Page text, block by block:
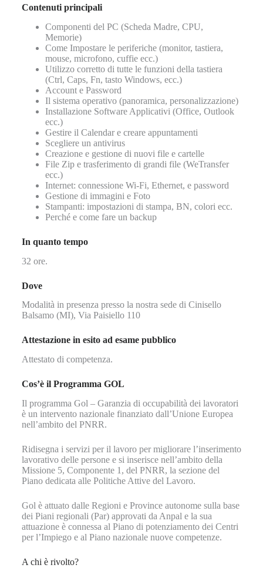
Contenuti principali
Componenti del PC (Scheda Madre, CPU,
Memorie)
Come Impostare le periferiche (monitor, tastiera,
mouse, microfono, cuffie ecc.)
Utilizzo corretto di tutte le funzioni della tastiera
(Ctrl, Caps, Fn, tasto Windows, ecc.)
Account e Password
Il sistema operativo (panoramica, personalizzazione)
Installazione Software Applicativi (Office, Outlook
ecc.)
Gestire il Calendar e creare appuntamenti
Scegliere un antivirus
Creazione e gestione di nuovi file e cartelle
File Zip e trasferimento di grandi file (WeTransfer
ecc.)
Internet: connessione Wi-Fi, Ethernet, e password
Gestione di immagini e Foto
Stampanti: impostazioni di stampa, BN, colori ecc.
Perché e come fare un backup
In quanto tempo
32 ore.
Dove
Modalità in presenza presso la nostra sede di Cinisello
Balsamo (MI), Via Paisiello 110
Attestazione in esito ad esame pubblico
Attestato di competenza.
Cos’è il Programma GOL
Il programma Gol – Garanzia di occupabilità dei lavoratori
è un intervento nazionale finanziato dall’Unione Europea
nell’ambito del PNRR.
Ridisegna i servizi per il lavoro per migliorare l’inserimento
lavorativo delle persone e si inserisce nell’ambito della
Missione 5, Componente 1, del PNRR, la sezione del
Piano dedicata alle Politiche Attive del Lavoro.
Gol è attuato dalle Regioni e Province autonome sulla base
dei Piani regionali (Par) approvati da Anpal e la sua
attuazione è connessa al Piano di potenziamento dei Centri
per l’Impiego e al Piano nazionale nuove competenze.
A chi è rivolto?